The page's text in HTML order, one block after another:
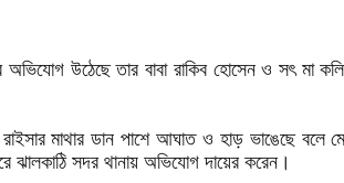
অভিযোগ উঠেছে তার বাবা রাকিব হোসেন ও সৎ
রাইসার মাথার ডান পাশে আঘাত ও হাড় ভাঙেছে
ঝালকাঠি সদর থানায় অভিযোগ দায়ের করেন।